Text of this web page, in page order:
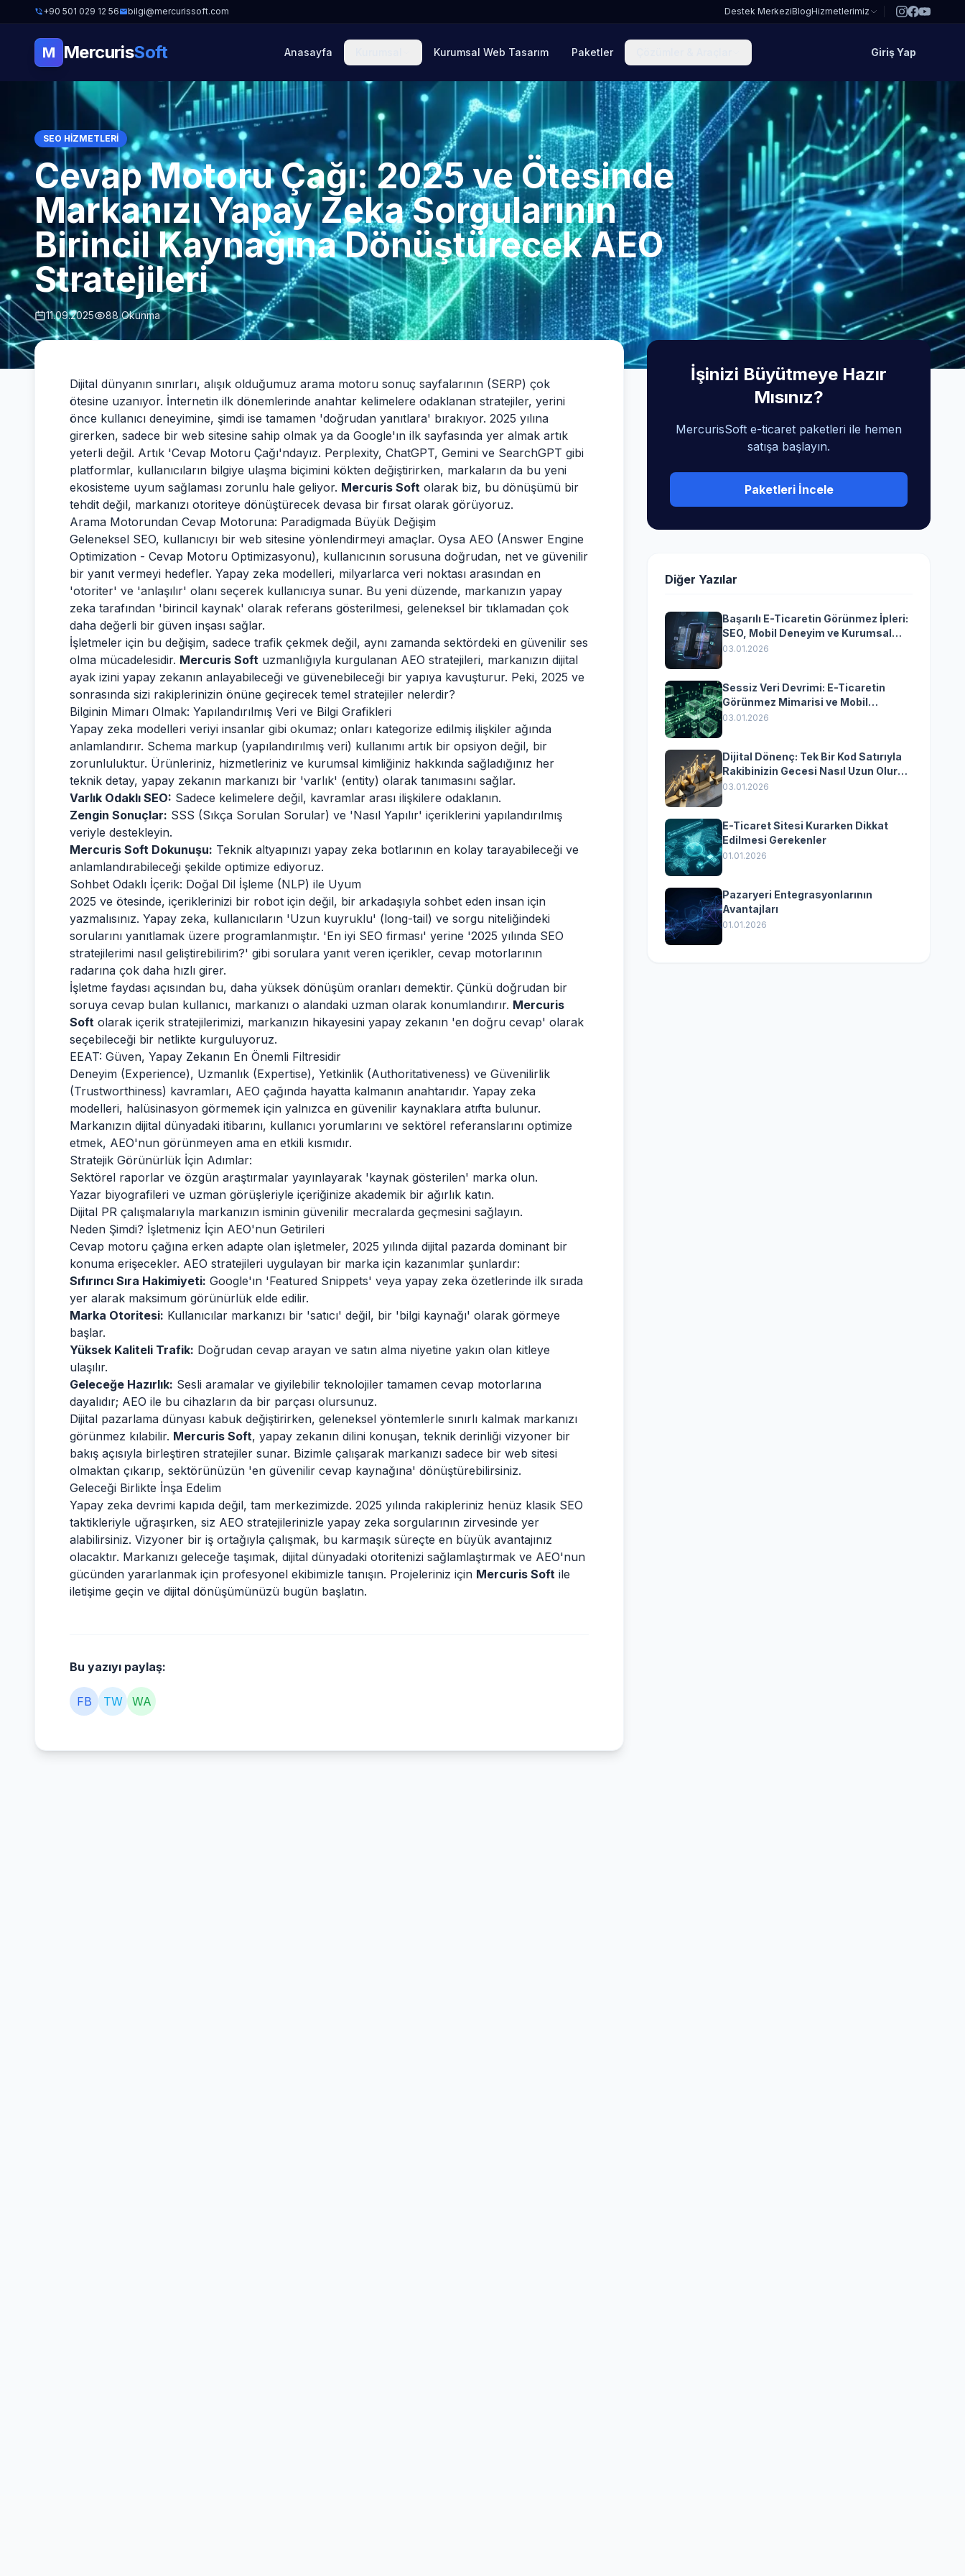
+90 501 029 12 56 bilgi@mercurissoft.com Destek MerkeziBlogHizmetlerimiz
M MercurisSoft Anasayfa Kurumsal Web Tasarım Paketler Giriş Yap
SEO HIZMETLERI
Cevap Motoru Çağı: 2025 ve Ötesinde
Markanızı Yapay Zeka Sorgularının
Birincil Kaynağına Dönüştürecek AEO
Stratejileri
11.09.2025 88 Okunma
Dijital dünyanın sınırları, alışık olduğumuz arama motoru sonuç sayfalarının (SERP) çok
ötesine uzanıyor. İnternetin ilk dönemlerinde anahtar kelimelere odaklanan stratejiler, yerini
önce kullanıcı deneyimine, şimdi ise tamamen 'doğrudan yanıtlara' bırakıyor. 2025 yılına
girerken, sadece bir web sitesine sahip olmak ya da Google'ın ilk sayfasında yer almak artık
yeterli değil. Artık 'Cevap Motoru Çağı'ndayız. Perplexity, ChatGPT, Gemini ve SearchGPT gibi
platformlar, kullanıcıların bilgiye ulaşma biçimini kökten değiştirirken, markaların da bu yeni
ekosisteme uyum sağlaması zorunlu hale geliyor. Mercuris Soft olarak biz, bu dönüşümü bir
tehdit değil, markanızı otoriteye dönüştürecek devasa bir fırsat olarak görüyoruz.
Arama Motorundan Cevap Motoruna: Paradigmada Büyük Değişim
Geleneksel SEO, kullanıcıyı bir web sitesine yönlendirmeyi amaçlar. Oysa AEO (Answer Engine
Optimization - Cevap Motoru Optimizasyonu), kullanıcının sorusuna doğrudan, net ve güvenilir
bir yanıt vermeyi hedefler. Yapay zeka modelleri, milyarlarca veri noktası arasından en
'otoriter' ve 'anlaşılır' olanı seçerek kullanıcıya sunar. Bu yeni düzende, markanızın yapay
zeka tarafından 'birincil kaynak' olarak referans gösterilmesi, geleneksel bir tıklamadan çok
daha değerli bir güven inşası sağlar.
İşletmeler için bu değişim, sadece trafik çekmek değil, aynı zamanda sektördeki en güvenilir ses
olma mücadelesidir. Mercuris Soft uzmanlığıyla kurgulanan AEO stratejileri, markanızın dijital
ayak izini yapay zekanın anlayabileceği ve güvenebileceği bir yapıya kavuşturur. Peki, 2025 ve
sonrasında sizi rakiplerinizin önüne geçirecek temel stratejiler nelerdir?
Bilginin Mimarı Olmak: Yapılandırılmış Veri ve Bilgi Grafikleri
Yapay zeka modelleri veriyi insanlar gibi okumaz; onları kategorize edilmiş ilişkiler ağında
anlamlandırır. Schema markup (yapılandırılmış veri) kullanımı artık bir opsiyon değil, bir
zorunluluktur. Ürünleriniz, hizmetleriniz ve kurumsal kimliğiniz hakkında sağladığınız her
teknik detay, yapay zekanın markanızı bir 'varlık' (entity) olarak tanımasını sağlar.
Varlık Odaklı SEO: Sadece kelimelere değil, kavramlar arası ilişkilere odaklanın.
Zengin Sonuçlar: SSS (Sıkça Sorulan Sorular) ve 'Nasıl Yapılır' içeriklerini yapılandırılmış
veriyle destekleyin.
Mercuris Soft Dokunuşu: Teknik altyapınızı yapay zeka botlarının en kolay tarayabileceği ve
anlamlandırabileceği şekilde optimize ediyoruz.
Sohbet Odaklı İçerik: Doğal Dil İşleme (NLP) ile Uyum
2025 ve ötesinde, içeriklerinizi bir robot için değil, bir arkadaşıyla sohbet eden insan için
yazmalısınız. Yapay zeka, kullanıcıların 'Uzun kuyruklu' (long-tail) ve sorgu niteliğindeki
sorularını yanıtlamak üzere programlanmıştır. 'En iyi SEO firması' yerine '2025 yılında SEO
stratejilerimi nasıl geliştirebilirim?' gibi sorulara yanıt veren içerikler, cevap motorlarının
radarına çok daha hızlı girer.
İşletme faydası açısından bu, daha yüksek dönüşüm oranları demektir. Çünkü doğrudan bir
soruya cevap bulan kullanıcı, markanızı o alandaki uzman olarak konumlandırır. Mercuris
Soft olarak içerik stratejilerimizi, markanızın hikayesini yapay zekanın 'en doğru cevap' olarak
seçebileceği bir netlikte kurguluyoruz.
EEAT: Güven, Yapay Zekanın En Önemli Filtresidir
Deneyim (Experience), Uzmanlık (Expertise), Yetkinlik (Authoritativeness) ve Güvenilirlik
(Trustworthiness) kavramları, AEO çağında hayatta kalmanın anahtarıdır. Yapay zeka
modelleri, halüsinasyon görmemek için yalnızca en güvenilir kaynaklara atıfta bulunur.
Markanızın dijital dünyadaki itibarını, kullanıcı yorumlarını ve sektörel referanslarını optimize
etmek, AEO'nun görünmeyen ama en etkili kısmıdır.
Stratejik Görünürlük İçin Adımlar:
Sektörel raporlar ve özgün araştırmalar yayınlayarak 'kaynak gösterilen' marka olun.
Yazar biyografileri ve uzman görüşleriyle içeriğinize akademik bir ağırlık katın.
Dijital PR çalışmalarıyla markanızın isminin güvenilir mecralarda geçmesini sağlayın.
Neden Şimdi? İşletmeniz İçin AEO'nun Getirileri
Cevap motoru çağına erken adapte olan işletmeler, 2025 yılında dijital pazarda dominant bir
konuma erişecekler. AEO stratejileri uygulayan bir marka için kazanımlar şunlardır:
Sıfırıncı Sıra Hakimiyeti: Google'ın 'Featured Snippets' veya yapay zeka özetlerinde ilk sırada
yer alarak maksimum görünürlük elde edilir.
Marka Otoritesi: Kullanıcılar markanızı bir 'satıcı' değil, bir 'bilgi kaynağı' olarak görmeye
başlar.
Yüksek Kaliteli Trafik: Doğrudan cevap arayan ve satın alma niyetine yakın olan kitleye
ulaşılır.
Geleceğe Hazırlık: Sesli aramalar ve giyilebilir teknolojiler tamamen cevap motorlarına
dayalıdır; AEO ile bu cihazların da bir parçası olursunuz.
Dijital pazarlama dünyası kabuk değiştirirken, geleneksel yöntemlerle sınırlı kalmak markanızı
görünmez kılabilir. Mercuris Soft, yapay zekanın dilini konuşan, teknik derinliği vizyoner bir
bakış açısıyla birleştiren stratejiler sunar. Bizimle çalışarak markanızı sadece bir web sitesi
olmaktan çıkarıp, sektörünüzün 'en güvenilir cevap kaynağına' dönüştürebilirsiniz.
Geleceği Birlikte İnşa Edelim
Yapay zeka devrimi kapıda değil, tam merkezimizde. 2025 yılında rakipleriniz henüz klasik SEO
taktikleriyle uğraşırken, siz AEO stratejilerinizle yapay zeka sorgularının zirvesinde yer
alabilirsiniz. Vizyoner bir iş ortağıyla çalışmak, bu karmaşık süreçte en büyük avantajınız
olacaktır. Markanızı geleceğe taşımak, dijital dünyadaki otoritenizi sağlamlaştırmak ve AEO'nun
gücünden yararlanmak için profesyonel ekibimizle tanışın. Projeleriniz için Mercuris Soft ile
iletişime geçin ve dijital dönüşümünüzü bugün başlatın.
Bu yazıyı paylaş:
FB TW WA
İşinizi Büyütmeye Hazır
Mısınız?
MercurisSoft e-ticaret paketleri ile hemen
satışa başlayın.
Paketleri İncele
Diğer Yazılar
Başarılı E-Ticaretin Görünmez İpleri:
SEO, Mobil Deneyim ve Kurumsal
Yazılımın Kazandıran
03.01.2026
Sessiz Veri Devrimi: E-Ticaretin
Görünmez Mimarisi ve Mobil
Dönüşümün Kurumsal Anahtarı
03.01.2026
Dijital Dönenç: Tek Bir Kod Satırıyla
Rakibinizin Gecesi Nasıl Uzun Olur?
(Kurumsal Yazılımın Güçlü Rolü)
03.01.2026
E-Ticaret Sitesi Kurarken Dikkat
Edilmesi Gerekenler
01.01.2026
Pazaryeri Entegrasyonlarının
Avantajları
01.01.2026